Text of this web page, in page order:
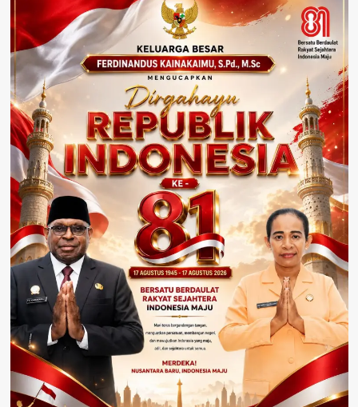
Hingga
Juli
2024
Capai
60
Persen